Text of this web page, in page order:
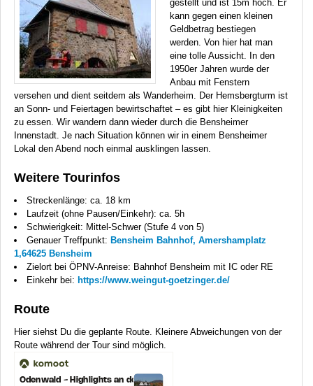
gestellt und ist 15m hoch. Er
kann gegen einen kleinen
Geldbetrag bestiegen
werden. Von hier hat man
eine tolle Aussicht. In den
1950er Jahren wurde der
Anbau mit Fenstern
versehen und dient seitdem als Wanderheim. Der Hemsbergturm ist
an Sonn- und Feiertagen bewirtschaftet – es gibt hier Kleinigkeiten
zu essen. Wir wandern dann wieder durch die Bensheimer
Innenstadt. Je nach Situation können wir in einem Bensheimer
Lokal den Abend noch einmal ausklingen lassen.
Weitere Tourinfos
Streckenlänge: ca. 18 km
Laufzeit (ohne Pausen/Einkehr): ca. 5h
Schwierigkeit: Mittel-Schwer (Stufe 4 von 5)
Genauer Treffpunkt: Bensheim Bahnhof, Amershamplatz
1,64625 Bensheim
Zielort bei ÖPNV-Anreise: Bahnhof Bensheim mit IC oder RE
Einkehr bei: https://www.weingut-goetzinger.de/
Route
Hier siehst Du die geplante Route. Kleinere Abweichungen von der
Route während der Tour sind möglich.